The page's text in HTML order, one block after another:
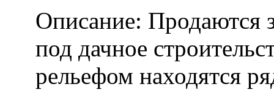
Описание: Продаются
под дачное
рельефом находятся